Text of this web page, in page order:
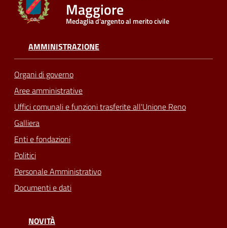
Seguici
Maggiore
Medaglia d'argento al merito civile
AMMINISTRAZIONE
Organi di governo
Aree amministrative
Uffici comunali e funzioni trasferite all'Unione Reno
Galliera
Enti e fondazioni
Politici
Personale Amministrativo
Documenti e dati
NOVITÀ